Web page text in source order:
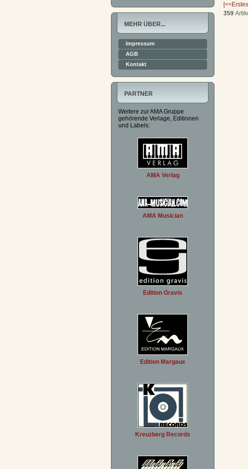
MEHR ÜBER...
Impressum
AGB
Kontakt
PARTNER
Weitere zur AMA Gruppe
gehörende Verlage, Editionen
und Labels:
AMA Verlag
AMA Musician
Edition Gravis
Edition Margaux
Kreuzberg Records
359